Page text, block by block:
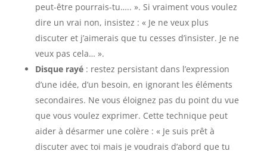
peut-être pourrais-tu….. ». Si vraiment vous voulez
dire un vrai non, insistez : « Je ne veux plus
discuter et j’aimerais que tu cesses d’insister. Je ne
veux pas cela… ».
Disque rayé : restez persistant dans l’expression
d’une idée, d’un besoin, en ignorant les éléments
secondaires. Ne vous éloignez pas du point du vue
que vous voulez exprimer. Cette technique peut
aider à désarmer une colère : « Je suis prêt à
discuter avec toi mais je voudrais d’abord que tu